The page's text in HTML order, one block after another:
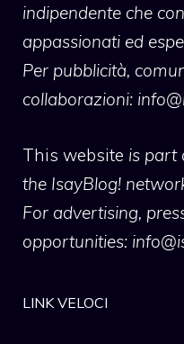
indipendente che
appassionati ed
Per pubblicità,
collaborazioni:
This website is part
the IsayBlog!
For advertising,
opportunities:
LINK VELOCI